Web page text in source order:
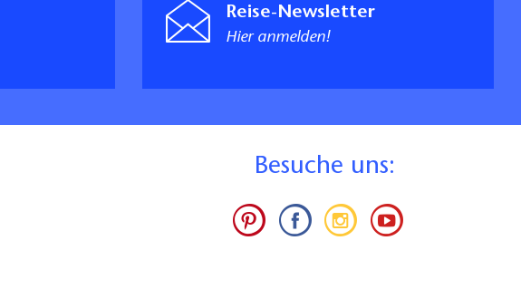
Reise-Newsletter
Hier anmelden!
Besuche uns: